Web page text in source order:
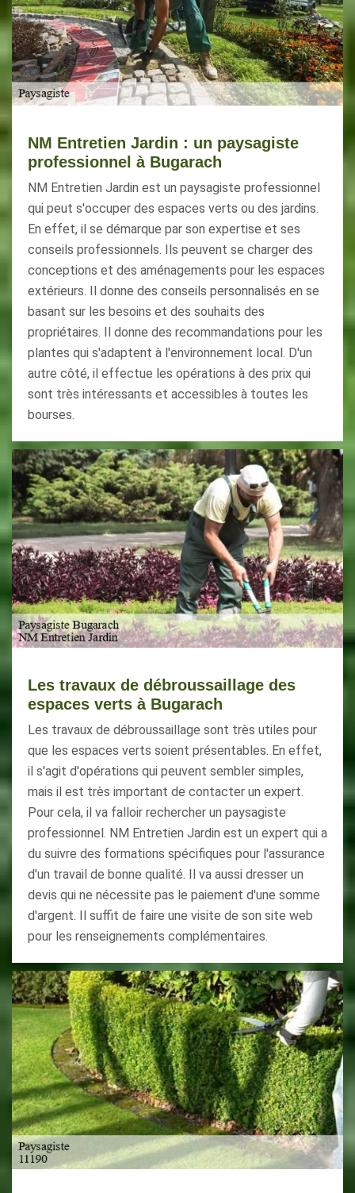
NM Entretien Jardin : un paysagiste
professionnel à Bugarach
NM Entretien Jardin est un paysagiste professionnel
qui peut s'occuper des espaces verts ou des jardins.
En effet, il se démarque par son expertise et ses
conseils professionnels. Ils peuvent se charger des
conceptions et des aménagements pour les espaces
extérieurs. Il donne des conseils personnalisés en se
basant sur les besoins et des souhaits des
propriétaires. Il donne des recommandations pour les
plantes qui s'adaptent à l'environnement local. D'un
autre côté, il effectue les opérations à des prix qui
sont très intéressants et accessibles à toutes les
bourses.
Les travaux de débroussaillage des
espaces verts à Bugarach
Les travaux de débroussaillage sont très utiles pour
que les espaces verts soient présentables. En effet,
il s'agit d'opérations qui peuvent sembler simples,
mais il est très important de contacter un expert.
Pour cela, il va falloir rechercher un paysagiste
professionnel. NM Entretien Jardin est un expert qui a
du suivre des formations spécifiques pour l'assurance
d'un travail de bonne qualité. Il va aussi dresser un
devis qui ne nécessite pas le paiement d'une somme
d'argent. Il suffit de faire une visite de son site web
pour les renseignements complémentaires.